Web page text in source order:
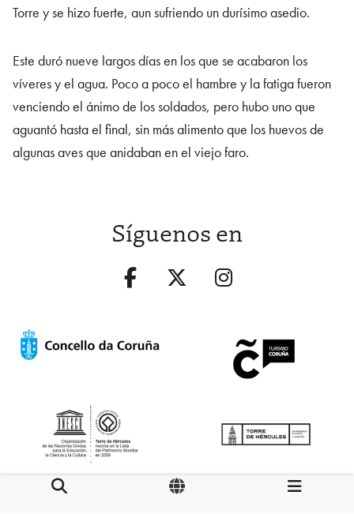
Torre y se hizo fuerte, aun sufriendo un durísimo asedio.
Este duró nueve largos días en los que se acabaron los
víveres y el agua. Poco a poco el hambre y la fatiga fueron
venciendo el ánimo de los soldados, pero hubo uno que
aguantó hasta el final, sin más alimento que los huevos de
algunas aves que anidaban en el viejo faro.
Síguenos en
Aviso legal